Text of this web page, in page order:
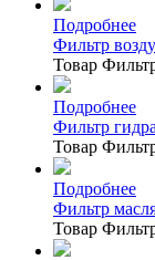
Подробнее
Фильтр
Товар
Подробнее
Фильтр
Товар
Подробнее
Фильтр
Товар